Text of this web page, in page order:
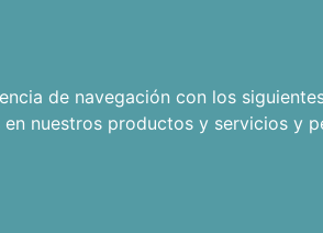
de navegación con los
en nuestros productos y servicios y